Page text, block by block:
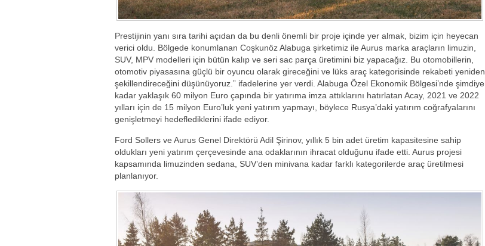
Prestijinin yanı sıra tarihi açıdan da bu denli önemli bir proje içinde yer almak, bizim için heyecan
verici oldu. Bölgede konumlanan Coşkunöz Alabuga şirketimiz ile Aurus marka araçların limuzin,
SUV, MPV modelleri için bütün kalıp ve seri sac parça üretimini biz yapacağız. Bu otomobillerin,
otomotiv piyasasına güçlü bir oyuncu olarak gireceğini ve lüks araç kategorisinde rekabeti yeniden
şekillendireceğini düşünüyoruz.” ifadelerine yer verdi. Alabuga Özel Ekonomik Bölgesi’nde şimdiye
kadar yaklaşık 60 milyon Euro çapında bir yatırıma imza attıklarını hatırlatan Acay, 2021 ve 2022
yılları için de 15 milyon Euro’luk yeni yatırım yapmayı, böylece Rusya’daki yatırım coğrafyalarını
genişletmeyi hedeflediklerini ifade ediyor.
Ford Sollers ve Aurus Genel Direktörü Adil Şirinov, yıllık 5 bin adet üretim kapasitesine sahip
oldukları yeni yatırım çerçevesinde ana odaklarının ihracat olduğunu ifade etti. Aurus projesi
kapsamında limuzinden sedana, SUV’den minivana kadar farklı kategorilerde araç üretilmesi
planlanıyor.